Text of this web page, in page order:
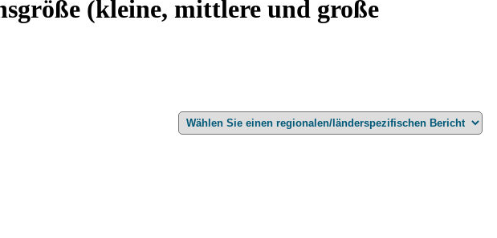
(kleine, mittlere und große